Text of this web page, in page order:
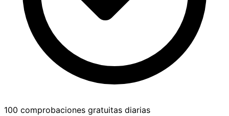
100 comprobaciones gratuitas diarias